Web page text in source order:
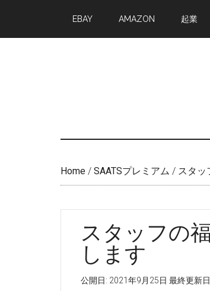
main
primary
EBAY AMAZON 起業
Home / SAATSプレミアム / スタッ
スタッフの
します
公開日: 2021年9月25日 最終更新